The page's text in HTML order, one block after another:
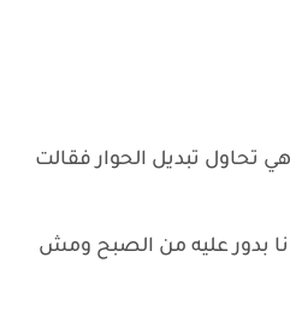
تحاول تبديل الحوار فقالت
بدور عليه من الصبح ومش